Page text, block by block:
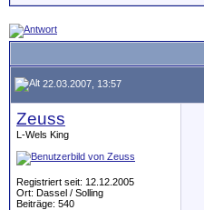
22.03.2007, 13:57
Zeuss
L-Wels King
Registriert seit: 12.12.2005
Ort: Dassel / Solling
Beiträge: 540